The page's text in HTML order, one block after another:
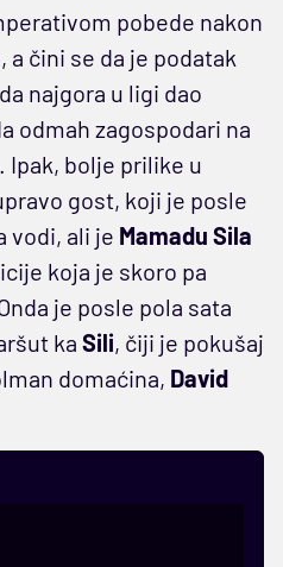
pobede nakon
čini se da je podatak
najgora u ligi dao
odmah zagospodari na
Ipak, bolje prilike u
gost, koji je posle
vodi, ali je Mamadu Sila
koja je skoro pa
je posle pola sata
ka Sili, čiji je pokušaj
domaćina, David